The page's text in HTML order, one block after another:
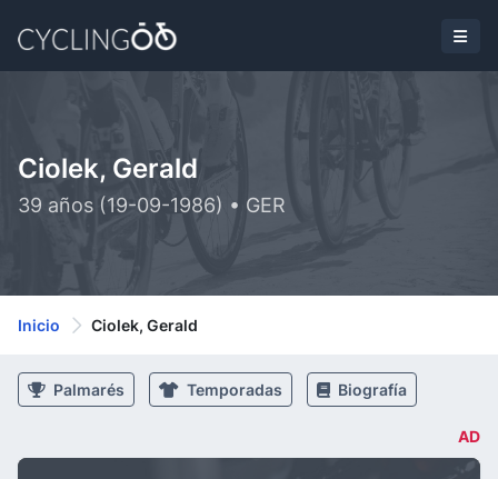
Ciolek, Gerald
39 años (19-09-1986) • GER
Inicio Ciolek, Gerald
Palmarés Temporadas Biografía
AD